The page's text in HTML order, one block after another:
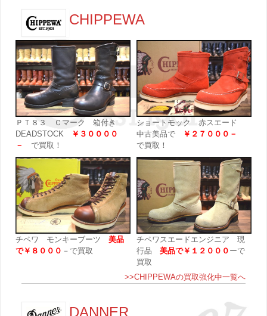
CHIPPEWA
ＰＴ８３ Ｃマーク 箱付き
DEADSTOCK
￥３００００
－
で買取！
ショートモック 赤スエード
中古美品で
￥２７０００－
で買取！
チペワ モンキーブーツ 美品
で￥８０００ －で買取
チペワスエードエンジニア 現
行品 美品で￥１２０００ ーで
買取
>>CHIPPEWAの買取強化中一覧へ
DANNER